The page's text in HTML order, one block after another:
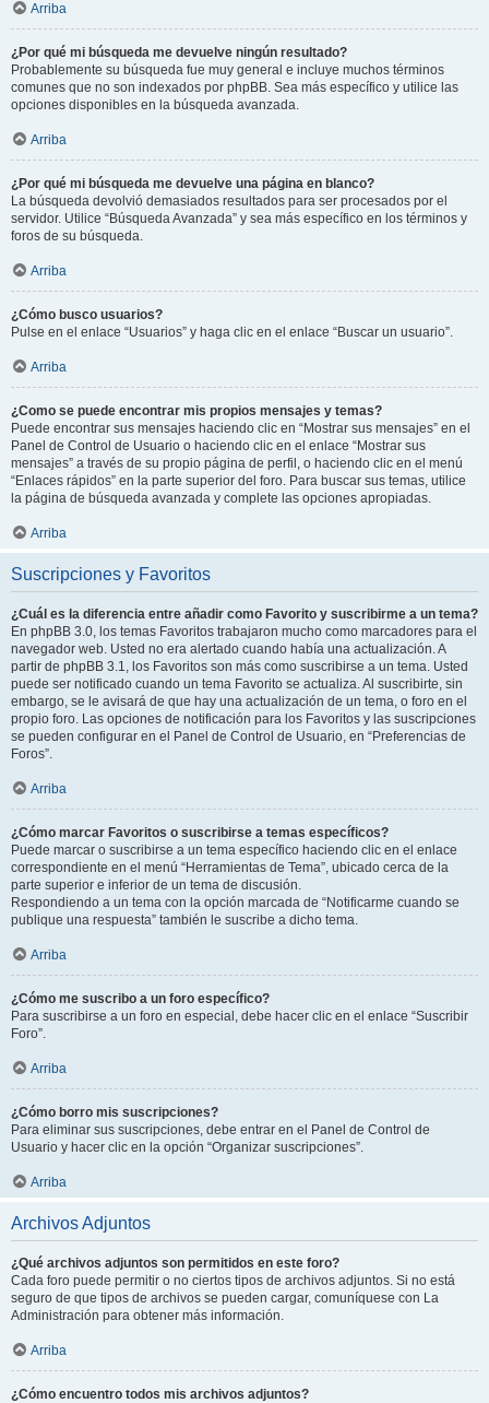
Arriba
¿Por qué mi búsqueda me devuelve ningún resultado?
Probablemente su búsqueda fue muy general e incluye muchos términos
comunes que no son indexados por phpBB. Sea más específico y utilice las
opciones disponibles en la búsqueda avanzada.
Arriba
¿Por qué mi búsqueda me devuelve una página en blanco?
La búsqueda devolvió demasiados resultados para ser procesados por el
servidor. Utilice “Búsqueda Avanzada” y sea más específico en los términos y
foros de su búsqueda.
Arriba
¿Cómo busco usuarios?
Pulse en el enlace “Usuarios” y haga clic en el enlace “Buscar un usuario”.
Arriba
¿Como se puede encontrar mis propios mensajes y temas?
Puede encontrar sus mensajes haciendo clic en “Mostrar sus mensajes” en el
Panel de Control de Usuario o haciendo clic en el enlace “Mostrar sus
mensajes” a través de su propio página de perfil, o haciendo clic en el menú
“Enlaces rápidos” en la parte superior del foro. Para buscar sus temas, utilice
la página de búsqueda avanzada y complete las opciones apropiadas.
Arriba
Suscripciones y Favoritos
¿Cuál es la diferencia entre añadir como Favorito y suscribirme a un tema?
En phpBB 3.0, los temas Favoritos trabajaron mucho como marcadores para el
navegador web. Usted no era alertado cuando había una actualización. A
partir de phpBB 3.1, los Favoritos son más como suscribirse a un tema. Usted
puede ser notificado cuando un tema Favorito se actualiza. Al suscribirte, sin
embargo, se le avisará de que hay una actualización de un tema, o foro en el
propio foro. Las opciones de notificación para los Favoritos y las suscripciones
se pueden configurar en el Panel de Control de Usuario, en “Preferencias de
Foros”.
Arriba
¿Cómo marcar Favoritos o suscribirse a temas específicos?
Puede marcar o suscribirse a un tema específico haciendo clic en el enlace
correspondiente en el menú “Herramientas de Tema”, ubicado cerca de la
parte superior e inferior de un tema de discusión.
Respondiendo a un tema con la opción marcada de “Notificarme cuando se
publique una respuesta” también le suscribe a dicho tema.
Arriba
¿Cómo me suscribo a un foro específico?
Para suscribirse a un foro en especial, debe hacer clic en el enlace “Suscribir
Foro”.
Arriba
¿Cómo borro mis suscripciones?
Para eliminar sus suscripciones, debe entrar en el Panel de Control de
Usuario y hacer clic en la opción “Organizar suscripciones”.
Arriba
Archivos Adjuntos
¿Qué archivos adjuntos son permitidos en este foro?
Cada foro puede permitir o no ciertos tipos de archivos adjuntos. Si no está
seguro de que tipos de archivos se pueden cargar, comuníquese con La
Administración para obtener más información.
Arriba
¿Cómo encuentro todos mis archivos adjuntos?